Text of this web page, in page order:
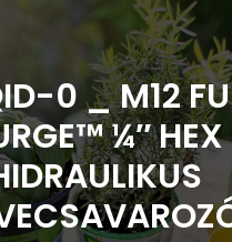
0 _ M12
¼″ HEX